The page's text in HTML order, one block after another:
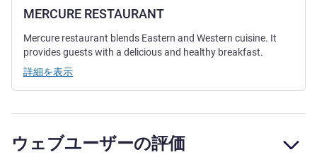
MERCURE RESTAURANT
Mercure restaurant blends Eastern and Western cuisine. It
provides guests with a delicious and healthy breakfast.
詳細を表示
ウェブユーザーの評価